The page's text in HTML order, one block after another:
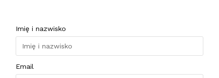
Imię i nazwisko
Email